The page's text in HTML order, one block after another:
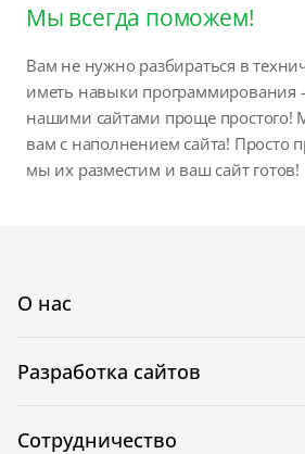
Мы всегда поможем!
Вам не нужно разбираться в
иметь навыки программирования
нашими сайтами проще простого!
вам с наполнением сайта! Просто
мы их разместим и ваш сайт готов!
О нас
Разработка сайтов
Сотрудничество